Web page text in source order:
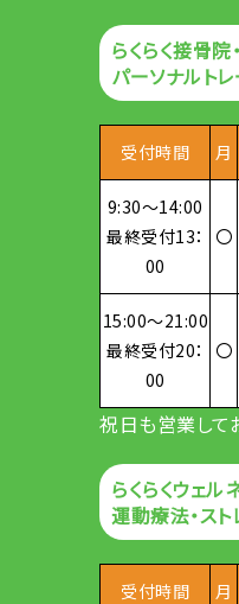
らくらく接骨院
パーソナルト
受付時間 月
9:30～14:00
最終受付13：
00
〇
15:00～21:00
最終受付20：
00
〇
祝日も営業して
らくらくウェル
運動療法・ス
受付時間 月